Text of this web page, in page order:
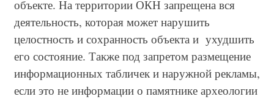
объекте. На территории ОКН запрещена вся
деятельность, которая может нарушить
целостность и сохранность объекта и ухудшить
его состояние. Также под запретом размещение
информационных табличек и наружной рекламы,
если это не информации о памятнике археологии